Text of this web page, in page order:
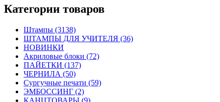
Категории товаров
Штампы (3138)
ШТАМПЫ ДЛЯ УЧИТЕЛЯ (36)
НОВИНКИ
Акриловые блоки (72)
ПАЙЕТКИ (137)
ЧЕРНИЛА (50)
Сургучные печати (59)
ЭМБОССИНГ (2)
КАНЦТОВАРЫ (9)